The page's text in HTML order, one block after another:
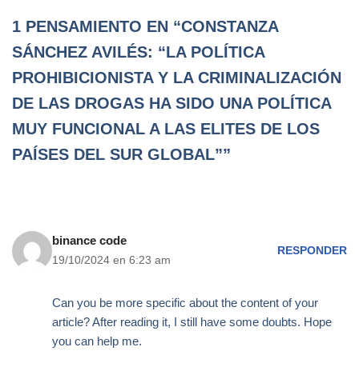
1 PENSAMIENTO EN “CONSTANZA
SÁNCHEZ AVILÉS: “LA POLÍTICA
PROHIBICIONISTA Y LA CRIMINALIZACIÓN
DE LAS DROGAS HA SIDO UNA POLÍTICA
MUY FUNCIONAL A LAS ELITES DE LOS
PAÍSES DEL SUR GLOBAL””
binance code
19/10/2024 en 6:23 am
RESPONDER
Can you be more specific about the content of your
article? After reading it, I still have some doubts. Hope
you can help me.